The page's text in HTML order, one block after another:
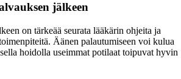
jälkeen
on tärkeää seurata lääkärin ohjeita ja
Äänen palautumiseen voi kulua
hoidolla useimmat potilaat toipuvat hyvin